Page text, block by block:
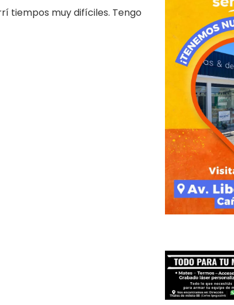
tiempos muy difíciles. Tengo